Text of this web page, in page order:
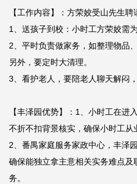
【工作内容】：方荣姣受山先生
1、送孩子到校：小时工方荣姣需
2、平时负责做家务，如整理物品
另外，要定时大清理。
3、看护老人，要陪老人聊天解闷
【丰泽园优势】：1、小时工在进
不折不扣背景核实，确保小时工从
2、番禺家庭服务家政中心，丰泽
确保能独立拿主意相关实务难点
务。